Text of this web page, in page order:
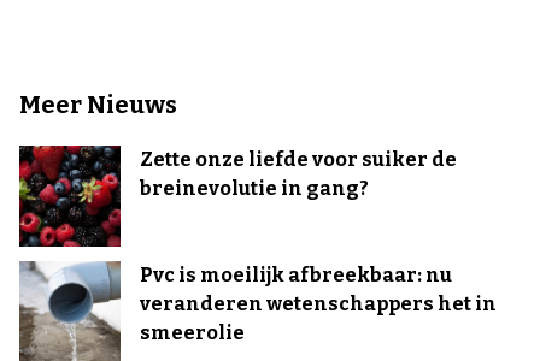
Meer Nieuws
Zette onze liefde voor suiker de
breinevolutie in gang?
Pvc is moeilijk afbreekbaar: nu
veranderen wetenschappers het in
smeerolie